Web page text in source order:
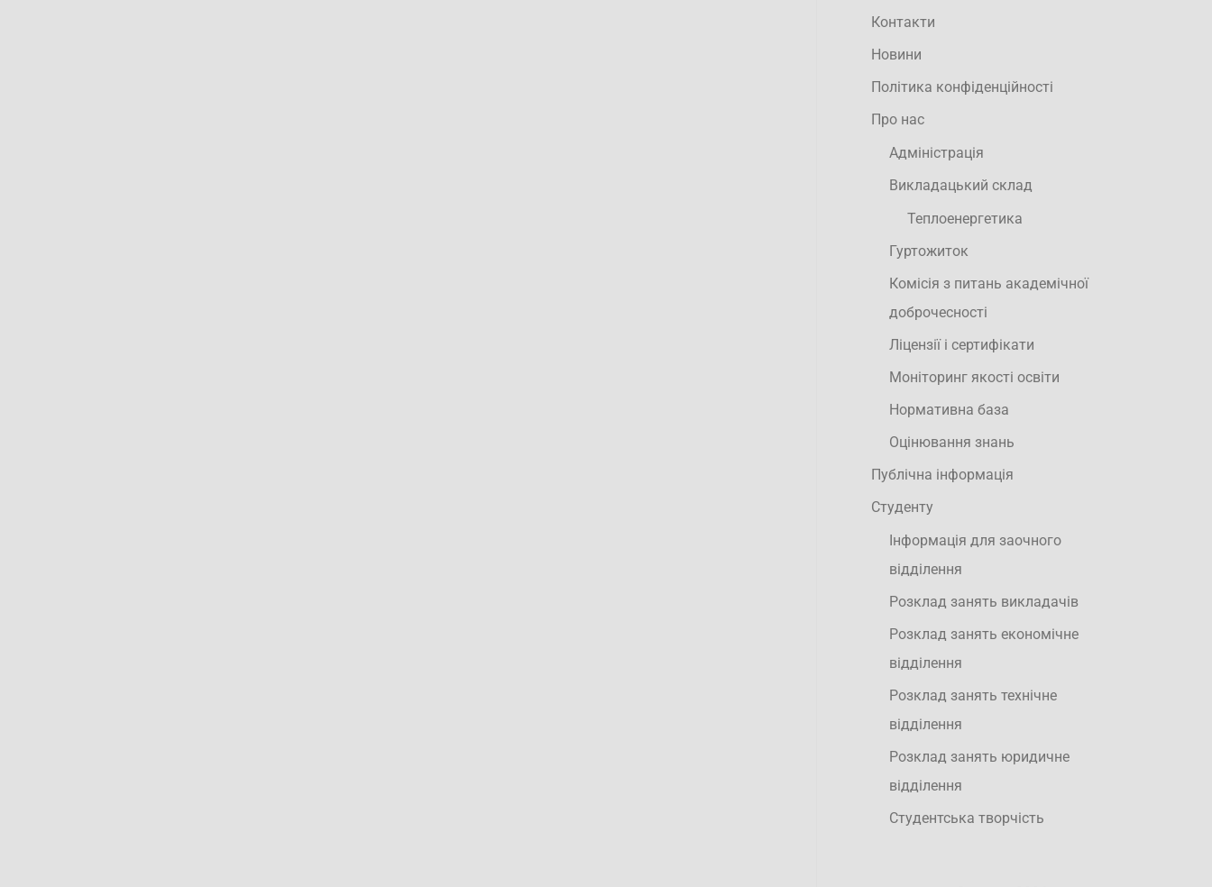
Контакти
Новини
Політика конфіденційності
Про нас
Адміністрація
Викладацький склад
Теплоенергетика
Гуртожиток
Комісія з питань академічної
доброчесності
Ліцензії і сертифікати
Моніторинг якості освіти
Нормативна база
Оцінювання знань
Публічна інформація
Студенту
Інформація для заочного
відділення
Розклад занять викладачів
Розклад занять економічне
відділення
Розклад занять технічне
відділення
Розклад занять юридичне
відділення
Студентська творчість